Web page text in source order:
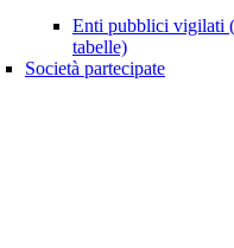
Enti pubblici vigilati
tabelle)
Società partecipate